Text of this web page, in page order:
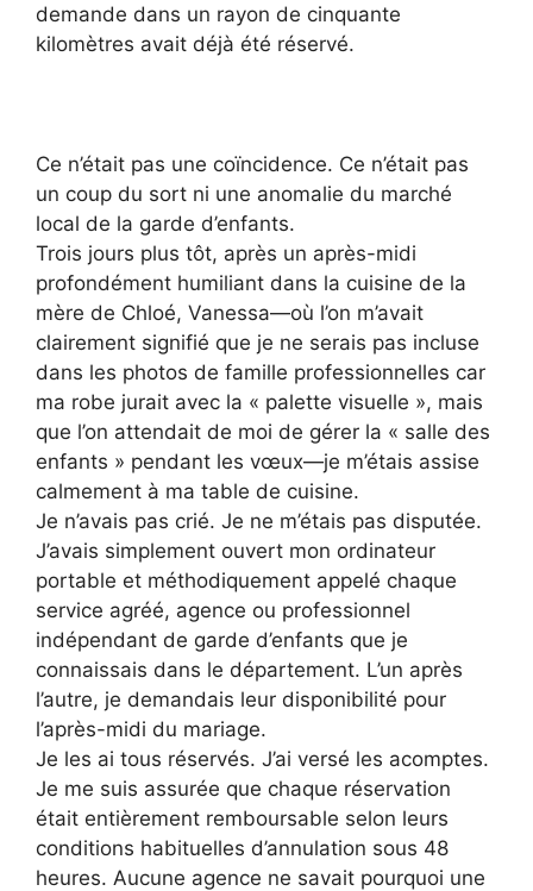
demande dans un rayon de cinquante
kilomètres avait déjà été réservé.
Ce n’était pas une coïncidence. Ce n’était pas
un coup du sort ni une anomalie du marché
local de la garde d’enfants.
Trois jours plus tôt, après un après-midi
profondément humiliant dans la cuisine de la
mère de Chloé, Vanessa—où l’on m’avait
clairement signifié que je ne serais pas incluse
dans les photos de famille professionnelles car
ma robe jurait avec la « palette visuelle », mais
que l’on attendait de moi de gérer la « salle des
enfants » pendant les vœux—je m’étais assise
calmement à ma table de cuisine.
Je n’avais pas crié. Je ne m’étais pas disputée.
J’avais simplement ouvert mon ordinateur
portable et méthodiquement appelé chaque
service agréé, agence ou professionnel
indépendant de garde d’enfants que je
connaissais dans le département. L’un après
l’autre, je demandais leur disponibilité pour
l’après-midi du mariage.
Je les ai tous réservés. J’ai versé les acomptes.
Je me suis assurée que chaque réservation
était entièrement remboursable selon leurs
conditions habituelles d’annulation sous 48
heures. Aucune agence ne savait pourquoi une